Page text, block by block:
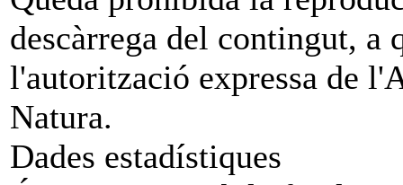
descàrrega del contingut, a
l'autorització expressa de
Natura.
Dades estadístiques